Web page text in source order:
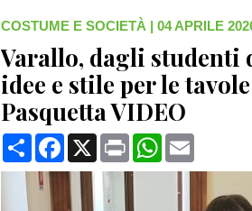
COSTUME E SOCIETÀ | 04 APRILE
Varallo, dagli studenti
idee e stile per le
Pasquetta VIDEO
CondividiFacebook
X Print WhatsApp